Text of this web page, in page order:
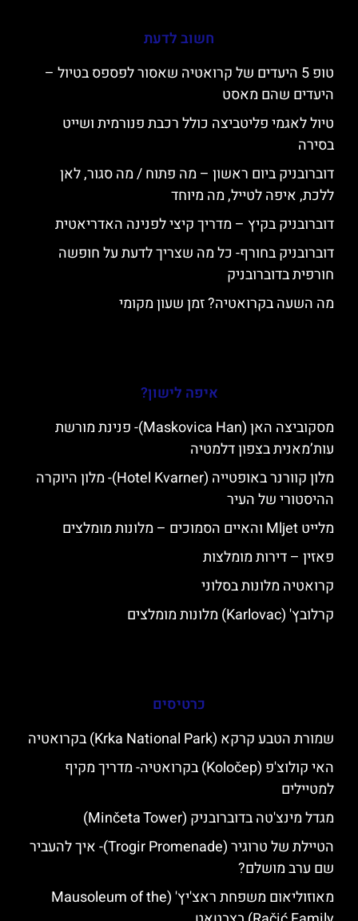
חשוב לדעת
טופ 5 היעדים של קרואטיה שאסור לפספס בטיול –
היעדים שהם מאסט
טיול לאגמי פליטביצה כולל רכבת פנורמית ושייט
בסירה
דוברובניק ביום ראשון – מה פתוח / מה סגור, לאן
ללכת, איפה לטייל, מה מיוחד
דוברובניק בקיץ – מדריך קיצי לפנינה האדריאטית
דוברובניק בחורף- כל מה שצריך לדעת על חופשה
חורפית בדוברובניק
מה השעה בקרואטיה? זמן שעון מקומי
איפה לישון?
מסקוביצה האן (Maskovica Han)- פנינת מורשת
עות’מאנית בצפון דלמטיה
מלון קוורנר באופטייה (Hotel Kvarner)- מלון היוקרה
ההיסטורי של העיר
מלייט Mljet והאיים הסמוכים – מלונות מומלצים
פאזין – דירות מומלצות
קרואטיה מלונות בסלוני
קרלובץ' (Karlovac) מלונות מומלצים
כרטיסים
שמורת הטבע קרקא (Krka National Park) בקרואטיה
האי קולוצ'פ (Koločep) בקרואטיה- מדריך מקיף
למטיילים
מגדל מינצ'טה בדוברובניק (Minčeta Tower)
הטיילת של טרוגיר (Trogir Promenade)- איך להעביר
שם ערב מושלם?
מאוזוליאום משפחת ראצ'יץ' (Mausoleum of the